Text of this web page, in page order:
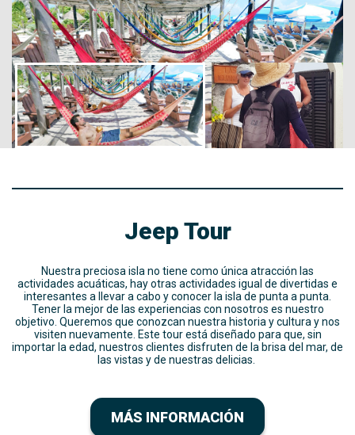
Jeep Tour
Nuestra preciosa isla no tiene como única atracción las
actividades acuáticas, hay otras actividades igual de divertidas e
interesantes a llevar a cabo y conocer la isla de punta a punta.
Tener la mejor de las experiencias con nosotros es nuestro
objetivo. Queremos que conozcan nuestra historia y cultura y nos
visiten nuevamente. Este tour está diseñado para que, sin
importar la edad, nuestros clientes disfruten de la brisa del mar, de
las vistas y de nuestras delicias.
MÁS INFORMACIÓN